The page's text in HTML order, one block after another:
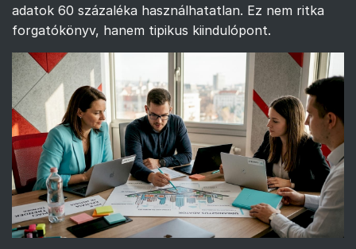
adatok 60 százaléka használhatatlan. Ez nem ritka
forgatókönyv, hanem tipikus kiindulópont.